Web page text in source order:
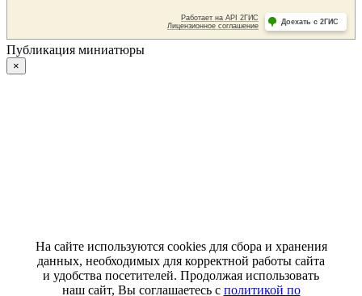
Публикация миниатюры
×
На сайте используются cookies для сбора и хранения
данных, необходимых для корректной работы сайта
и удобства посетителей. Продолжая использовать
наш сайт, Вы соглашаетесь с политикой по